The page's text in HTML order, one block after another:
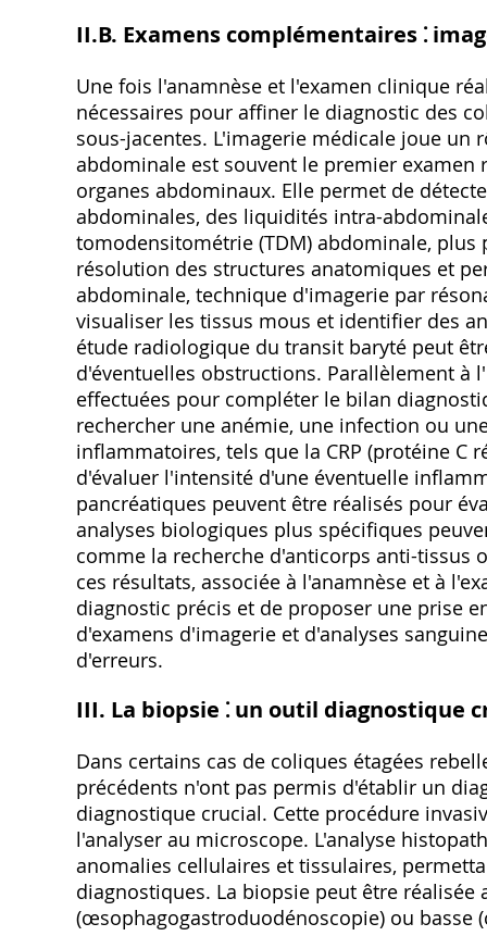
II.B. Examens complémentaires ⁚
Une fois l'anamnèse et l'examen clinique
nécessaires pour affiner le diagnostic des
sous-jacentes. L'imagerie médicale joue un
abdominale est souvent le premier examen
organes abdominaux. Elle permet de
abdominales‚ des liquidités intra-
tomodensitométrie (TDM) abdominale‚
résolution des structures anatomiques et
abdominale‚ technique d'imagerie par
visualiser les tissus mous et identifier des
étude radiologique du transit baryté peut
d'éventuelles obstructions. Parallèlement à
effectuées pour compléter le bilan
rechercher une anémie‚ une infection ou
inflammatoires‚ tels que la CRP (protéine C
d'évaluer l'intensité d'une éventuelle
pancréatiques peuvent être réalisés pour
analyses biologiques plus spécifiques
comme la recherche d'anticorps anti-tissus
ces résultats‚ associée à l'anamnèse et à
diagnostic précis et de proposer une prise
d'examens d'imagerie et d'analyses
d'erreurs.
III. La biopsie ⁚ un outil diagnostique
Dans certains cas de coliques étagées
précédents n'ont pas permis d'établir un
diagnostique crucial. Cette procédure
l'analyser au microscope. L'analyse
anomalies cellulaires et tissulaires‚
diagnostiques. La biopsie peut être
(œsophagogastroduodénoscopie) ou basse